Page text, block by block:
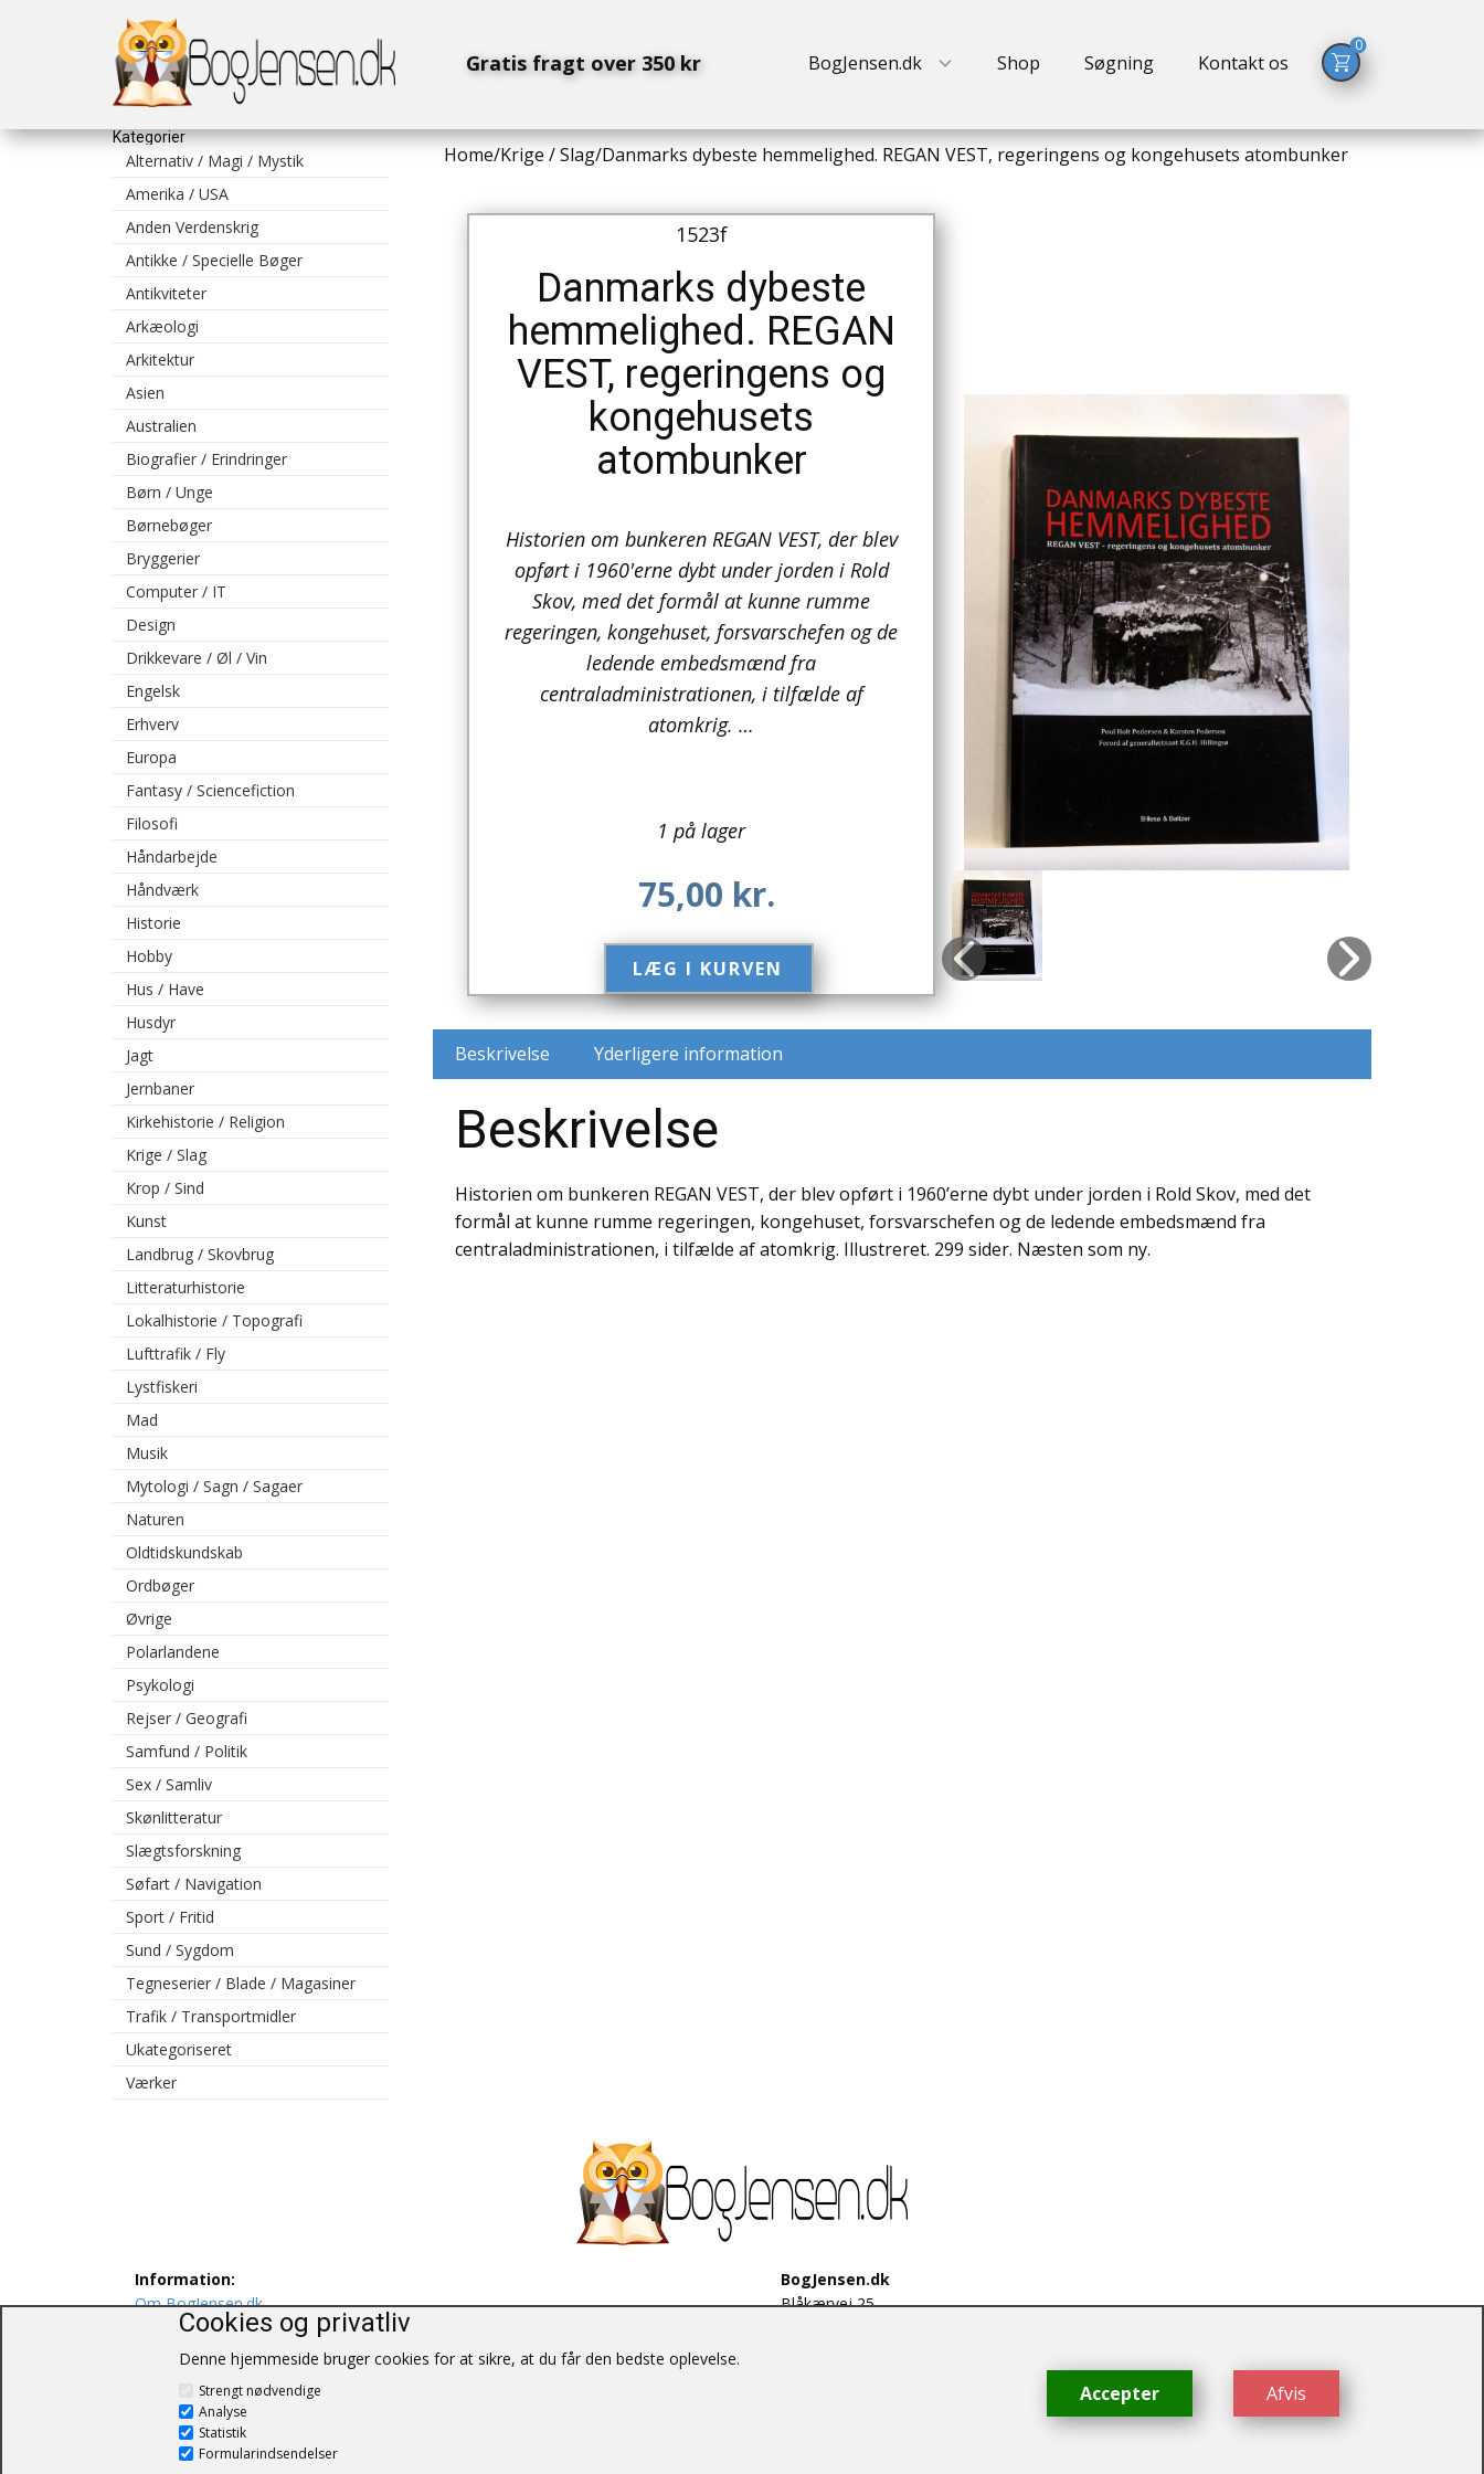
BogJensen.dk Shop Søgning Kontakt os
Gratis fragt over 350 kr
0
Kategorier
Alternativ / Magi / Mystik
Amerika / USA
Anden Verdenskrig
Antikke / Specielle Bøger
Antikviteter
Arkæologi
Arkitektur
Asien
Australien
Biografier / Erindringer
Børn / Unge
Børnebøger
Bryggerier
Computer / IT
Design
Drikkevare / Øl / Vin
Engelsk
Erhverv
Europa
Fantasy / Sciencefiction
Filosofi
Håndarbejde
Håndværk
Historie
Hobby
Hus / Have
Husdyr
Jagt
Jernbaner
Kirkehistorie / Religion
Krige / Slag
Krop / Sind
Kunst
Landbrug / Skovbrug
Litteraturhistorie
Lokalhistorie / Topografi
Lufttrafik / Fly
Lystfiskeri
Mad
Musik
Mytologi / Sagn / Sagaer
Naturen
Oldtidskundskab
Ordbøger
Øvrige
Polarlandene
Psykologi
Rejser / Geografi
Samfund / Politik
Sex / Samliv
Skønlitteratur
Slægtsforskning
Søfart / Navigation
Sport / Fritid
Sund / Sygdom
Tegneserier / Blade / Magasiner
Trafik / Transportmidler
Ukategoriseret
Værker
Home/Krige / Slag/Danmarks dybeste hemmelighed. REGAN VEST, regeringens og kongehusets atombunker
1523f
Danmarks dybeste
hemmelighed. REGAN
VEST, regeringens og
kongehusets
atombunker
Historien om bunkeren REGAN VEST, der blev
opført i 1960'erne dybt under jorden i Rold
Skov, med det formål at kunne rumme
regeringen, kongehuset, forsvarschefen og de
ledende embedsmænd fra
centraladministrationen, i tilfælde af
atomkrig. …
1 på lager
75,00 kr.
LÆG I KURVEN​
Beskrivelse Yderligere information
Beskrivelse
Historien om bunkeren REGAN VEST, der blev opført i 1960’erne dybt under jorden i Rold Skov, med det
formål at kunne rumme regeringen, kongehuset, forsvarschefen og de ledende embedsmænd fra
centraladministrationen, i tilfælde af atomkrig. Illustreret. 299 sider. Næsten som ny.
Information:
Om BogJensen.dk
Levering
Persondatapolitik
Salgs og leveringsbetingelser
Kontakt os
BogJensen.dk
Blåkærvej 25
Cookies og privatliv
Denne hjemmeside bruger cookies for at sikre, at du får den bedste oplevelse.
Strengt nødvendige
Analyse
Statistik
Formularindsendelser
Afvis
Accepter